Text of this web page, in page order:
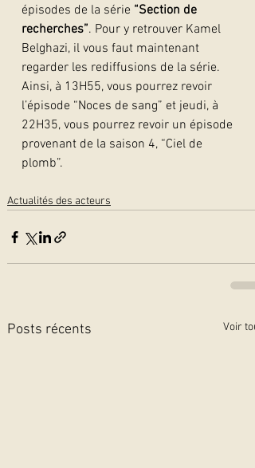
épisodes de la série “Section de
recherches”. Pour y retrouver Kamel
Belghazi, il vous faut maintenant
regarder les rediffusions de la série.
Ainsi, à 13H55, vous pourrez revoir
l’épisode “Noces de sang” et jeudi, à
22H35, vous pourrez revoir un épisode
provenant de la saison 4, “Ciel de
plomb”.
Actualités des acteurs
Posts récents Voir tout